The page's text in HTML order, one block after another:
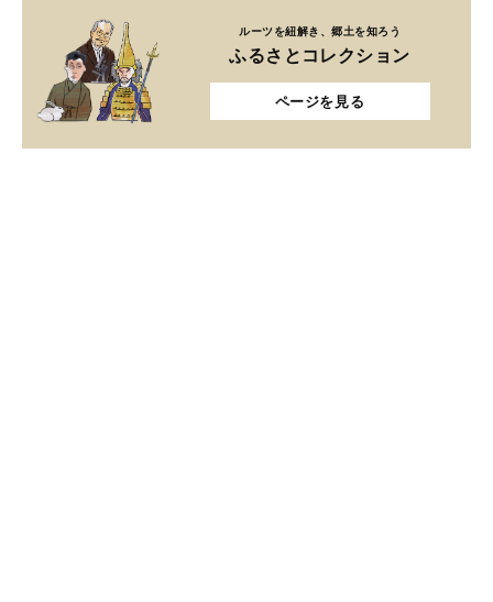
ルーツを紐解き、郷土を知ろう
ふるさとコレクション
ページを見る